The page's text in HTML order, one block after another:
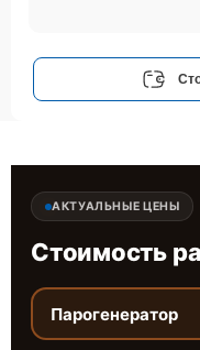
АКТУАЛЬНЫЕ ЦЕНЫ
Стоимость
Парогенератор